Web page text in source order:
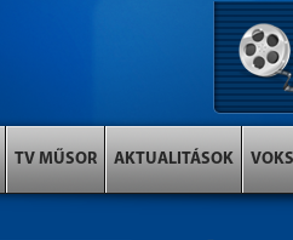
TV MŰSOR AKTUALITÁSOK VOKS